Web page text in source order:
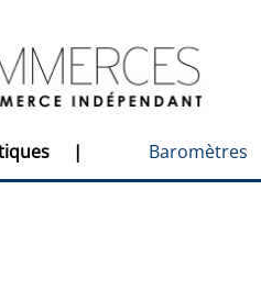
| Baromètres